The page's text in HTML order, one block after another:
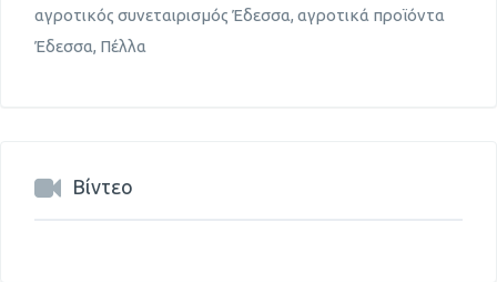
αγροτικός συνεταιρισμός Έδεσσα, αγροτικά προϊόντα
Έδεσσα, Πέλλα
Βίντεο